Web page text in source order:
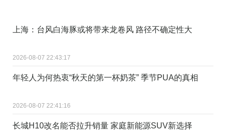
上海：台风白海豚或将带来龙卷风 路径不确定性大
2026-08-07 22:43:17
年轻人为何热衷“秋天的第一杯奶茶” 季节PUA的真相
2026-08-07 22:41:16
长城H10改名能否拉升销量 家庭新能源SUV新选择